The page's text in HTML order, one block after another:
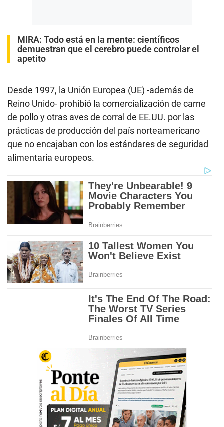
MIRA: Todo está en la mente: científicos
demuestran que el cerebro puede controlar el
apetito
Desde 1997, la Unión Europea (UE) -además de
Reino Unido- prohibió la comercialización de carne
de pollo y otras aves de corral de EE.UU. por las
prácticas de producción del país norteamericano
que no encajaban con los estándares de seguridad
alimentaria europeos.